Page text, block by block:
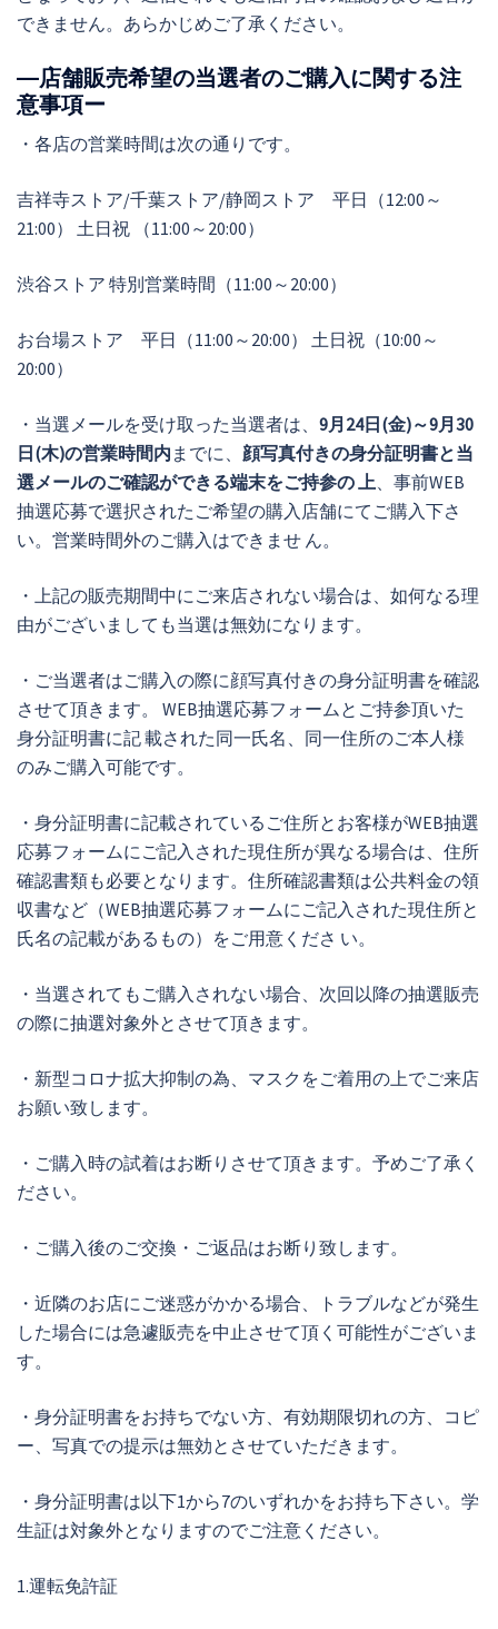
できません。あらかじめご了承ください。
―店舗販売希望の当選者のご購入に関する注
意事項ー
・各店の営業時間は次の通りです。
吉祥寺ストア/千葉ストア/静岡ストア 平日（12:00～
21:00） 土日祝 （11:00～20:00）
渋谷ストア 特別営業時間（11:00～20:00）
お台場ストア 平日（11:00～20:00） 土日祝（10:00～
20:00）
・当選メールを受け取った当選者は、 9月24日(金)～9月30
日(木)の営業時間内 までに、 顔写真付きの身分証明書と当
選メールのご確認ができる端末をご持参の 上、事前WEB
抽選応募で選択されたご希望の購入店舗にてご購入下さ
い。営業時間外のご購入はできませ ん。
・上記の販売期間中にご来店されない場合は、如何なる理
由がございましても当選は無効になります。
・ご当選者はご購入の際に顔写真付きの身分証明書を確認
させて頂きます。 WEB抽選応募フォームとご持参頂いた
身分証明書に記 載された同一氏名、同一住所のご本人様
のみご購入可能です。
・身分証明書に記載されているご住所とお客様がWEB抽選
応募フォームにご記入された現住所が異なる場合は、住所
確認書類も必要となります。住所確認書類は公共料金の領
収書など（WEB抽選応募フォームにご記入された現住所と
氏名の記載があるもの）をご用意くださ い。
・当選されてもご購入されない場合、次回以降の抽選販売
の際に抽選対象外とさせて頂きます。
・新型コロナ拡大抑制の為、マスクをご着用の上でご来店
お願い致します。
・ご購入時の試着はお断りさせて頂きます。予めご了承く
ださい。
・ご購入後のご交換・ご返品はお断り致します。
・近隣のお店にご迷惑がかかる場合、トラブルなどが発生
した場合には急遽販売を中止させて頂く可能性がございま
す。
・身分証明書をお持ちでない方、有効期限切れの方、コピ
ー、写真での提示は無効とさせていただきます。
・身分証明書は以下1から7のいずれかをお持ち下さい。学
生証は対象外となりますのでご注意ください。
1.運転免許証